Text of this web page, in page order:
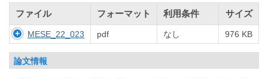
ファイル フォーマット 利用条件 サイズ
MESE_22_023 pdf なし 976 KB
論文情報